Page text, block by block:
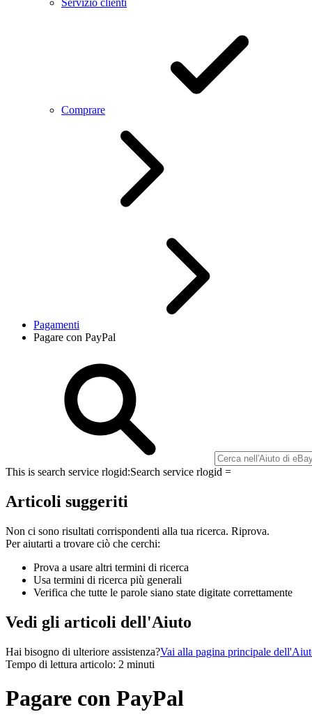
Servizio clienti
Comprare
Pagamenti
Pagare con PayPal
This is search service rlogid:Search service rlogid =
Articoli suggeriti
Non ci sono risultati corrispondenti alla tua ricerca. Riprova.
Per aiutarti a trovare ciò che cerchi:
Prova a usare altri termini di ricerca
Usa termini di ricerca più generali
Verifica che tutte le parole siano state digitate correttamente
Vedi gli articoli dell'Aiuto
Hai bisogno di ulteriore assistenza?Vai alla pagina principale
Tempo di lettura articolo: 2 minuti
Pagare con PayPal